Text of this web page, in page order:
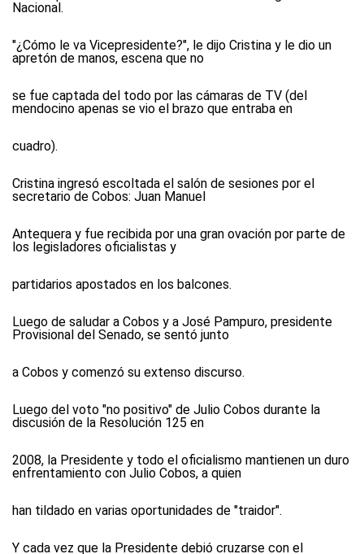
Nacional.
"¿Cómo le va Vicepresidente?", le dijo Cristina y le dio un
apretón de manos, escena que no
se fue captada del todo por las cámaras de TV (del
mendocino apenas se vio el brazo que entraba en
cuadro).
Cristina ingresó escoltada el salón de sesiones por el
secretario de Cobos: Juan Manuel
Antequera y fue recibida por una gran ovación por parte de
los legisladores oficialistas y
partidarios apostados en los balcones.
Luego de saludar a Cobos y a José Pampuro, presidente
Provisional del Senado, se sentó junto
a Cobos y comenzó su extenso discurso.
Luego del voto "no positivo" de Julio Cobos durante la
discusión de la Resolución 125 en
2008, la Presidente y todo el oficialismo mantienen un duro
enfrentamiento con Julio Cobos, a quien
han tildado en varias oportunidades de "traidor".
Y cada vez que la Presidente debió cruzarse con el